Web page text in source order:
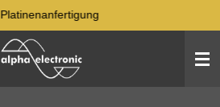
Platinenanfertigung